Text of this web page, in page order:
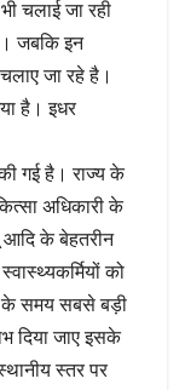
चलाई जा रही
जबकि इन
जा रहे है।
है। इधर
की गई है। राज्य के
अधिकारी के
के बेहतरीन
को
के समय सबसे बड़ी
दिया जाए इसके
स्तर पर